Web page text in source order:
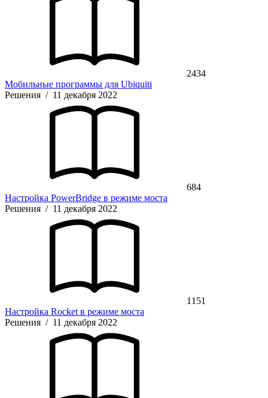
2434
Мобильные программы для Ubiquiti
Решения / 11 декабря 2022
684
Настройка PowerBridge в режиме моста
Решения / 11 декабря 2022
1151
Настройка Rocket в режиме моста
Решения / 11 декабря 2022